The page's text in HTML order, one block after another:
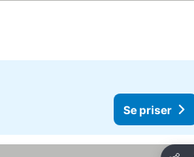
Se priser